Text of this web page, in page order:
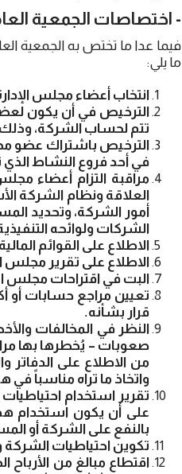
- اختصاصات الجمعية
فيما عدا ما تختص به الجمعية
ما يلي:
انتخاب أعضاء مجلس
الترخيص في أن يكون
تتم لحساب الشركة، وذلك
الترخيص باشتراك عضو
في أحد فروع النشاط الذي
مراقبة التزام أعضاء
العلاقة ونظام الشركة
أمور الشركة، وتحديد
الشركات ولوائحه
الاطلاع على القوائم
الاطلاع على تقرير مجلس
البت في اقتراحات مجلس
تعيين مراجع حسابات أو
قرار بشأنه.
النظر في المخالفات
صعوبات – يُخطرها بها
من الاطلاع على الدفاتر
واتخاذ ما تراه مناسباً في
تقرير استخدام
على أن يكون استخدام
بالنفع على الشركة أو
تكوين احتياطيات الشركة
اقتطاع مبالغ من